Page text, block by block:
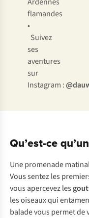
flamandes
•
Suivez
ses
aventures
sur
Instagram :
Qu’est-ce
Une promenade
Vous sentez les
vous apercevez les
les oiseaux qui
balade vous permet de